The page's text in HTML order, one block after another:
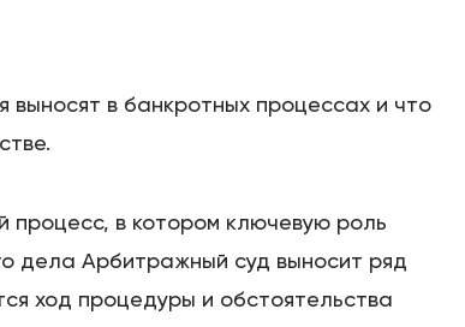
в банкротных процессах и что
процесс, в котором ключевую роль
дела Арбитражный суд выносит ряд
ход процедуры и обстоятельства